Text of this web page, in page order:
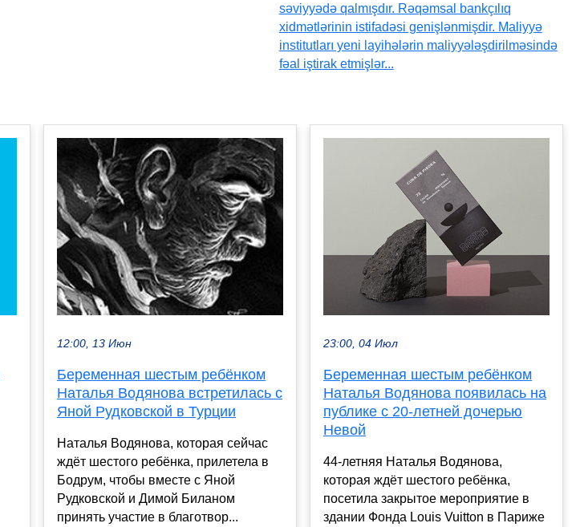
səviyyədə qalmışdır. Rəqəmsal bankçılıq
xidmətlərinin istifadəsi genişlənmişdir. Maliyyə
institutları yeni layihələrin maliyyələşdirilməsində
fəal iştirak etmişlər...
12:00, 13 Июн
Беременная шестым ребёнком
Наталья Водянова встретилась с
Яной Рудковской в Турции
Наталья Водянова, которая сейчас
ждёт шестого ребёнка, прилетела в
Бодрум, чтобы вместе с Яной
Рудковской и Димой Биланом
принять участие в благотвор...
23:00, 04 Июл
Беременная шестым ребёнком
Наталья Водянова появилась на
публике с 20-летней дочерью
Невой
44-летняя Наталья Водянова,
которая ждёт шестого ребёнка,
посетила закрытое мероприятие в
здании Фонда Louis Vuitton в Париже